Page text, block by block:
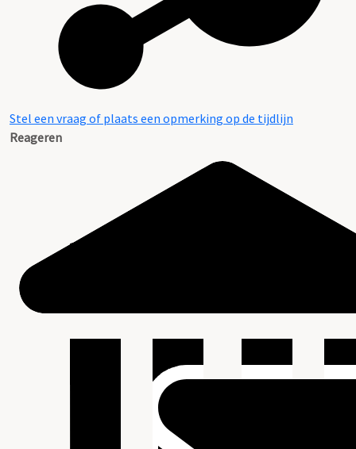
Stel een vraag of plaats een opmerking op de tijdlijn
Reageren